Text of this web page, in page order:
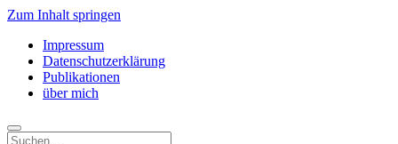
Zum Inhalt springen
Impressum
Datenschutzerklärung
Publikationen
über mich
Suchen